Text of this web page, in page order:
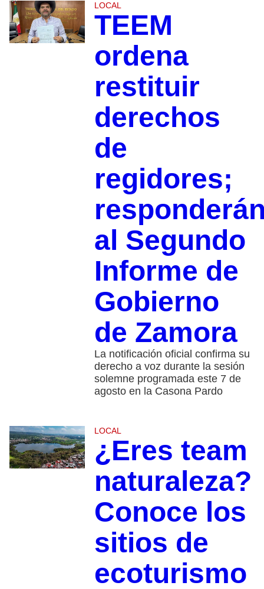
LOCAL
TEEM
ordena
restituir
derechos
de
regidores;
al Segundo
Informe de
Gobierno
de Zamora
La notificación oficial confirma su
derecho a voz durante la sesión
solemne programada este 7 de
agosto en la Casona Pardo
LOCAL
¿Eres team
naturaleza?
Conoce los
sitios de
ecoturismo